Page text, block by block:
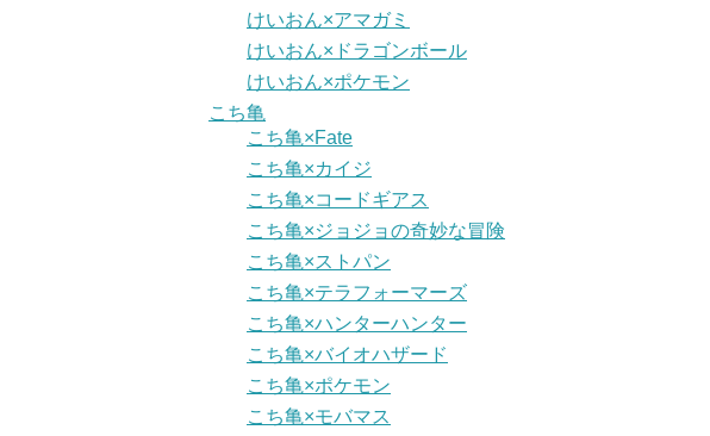
けいおん×アマガミ
けいおん×ドラゴンボール
けいおん×ポケモン
こち亀
こち亀×Fate
こち亀×カイジ
こち亀×コードギアス
こち亀×ジョジョの奇妙な冒険
こち亀×ストパン
こち亀×テラフォーマーズ
こち亀×ハンターハンター
こち亀×バイオハザード
こち亀×ポケモン
こち亀×モバマス